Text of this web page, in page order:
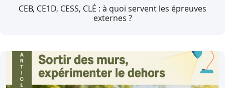
CEB, CE1D, CESS, CLÉ : à quoi servent les épreuves
externes ?